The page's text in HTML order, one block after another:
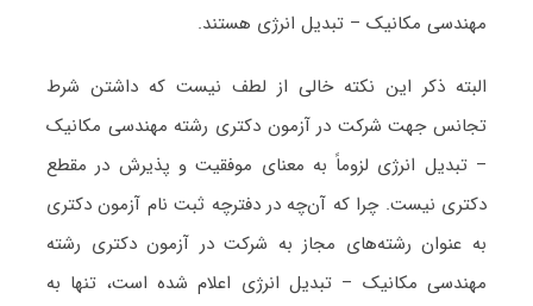
مهندسی مکانیک – تبدیل انرژی هستند.
البته ذکر این نکته خالی از لطف نیست که داشتن شرط
تجانس جهت شرکت در آزمون دکتری رشته مهندسی مکانیک
– تبدیل انرژی لزوماً به معنای موفقیت و پذیرش در مقطع
دکتری نیست. چرا که آن‌چه در دفترچه ثبت نام آزمون دکتری
به عنوان رشته‌های مجاز به شرکت در آزمون دکتری رشته
مهندسی مکانیک – تبدیل انرژی اعلام شده است، تنها به